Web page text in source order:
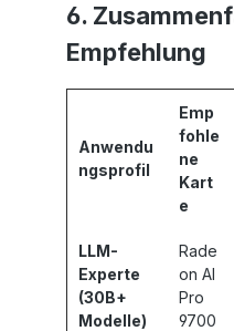
6.
Empfehlung
Anwendu
ngsprofil
Emp
fohle
ne
Kart
e
LLM-
Experte
(30B+
Modelle)
Rade
on AI
Pro
9700